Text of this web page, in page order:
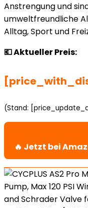
Anstrengung und
umweltfreundliche
Alltag, Sport und
💶 Aktueller Preis:
(Stand:
🔥 Jetzt bei